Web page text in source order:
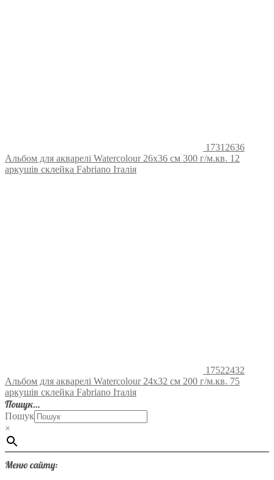
17312636
Альбом для акварелі Watercolour 26х36 см 300 г/м.кв. 12
аркушів склейка Fabriano Італія
17522432
Альбом для акварелі Watercolour 24х32 см 200 г/м.кв. 75
аркушів склейка Fabriano Італія
Пошук…
Пошук
×
Меню сайту: